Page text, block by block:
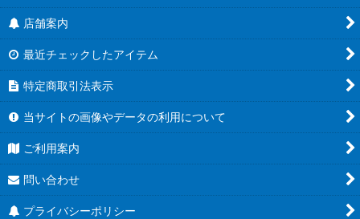
店舗案内
最近チェックしたアイテム
特定商取引法表示
当サイトの画像やデータの利用について
ご利用案内
問い合わせ
プライバシーポリシー